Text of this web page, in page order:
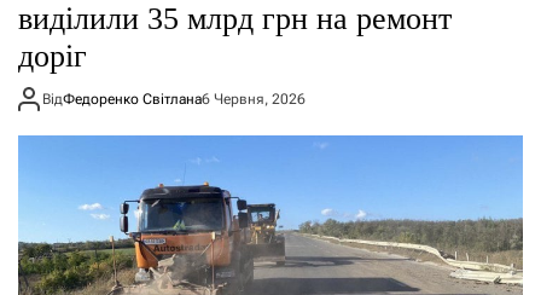
виділили 35 млрд грн на ремонт
доріг
ВідФедоренко Світлана6 Червня, 2026